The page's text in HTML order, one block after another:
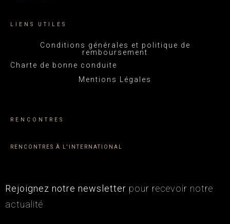
LIENS UTILES
Conditions générales et politique de
remboursement
Charte de bonne conduite
Mentions Légales
RENCONTRES
RENCONTRES À L'INTERNATIONAL
Rejoignez notre newsletter pour recevoir notre
actualité